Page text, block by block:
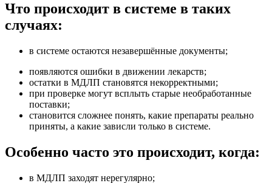
Что происходит в системе в таких
случаях:
в системе остаются незавершённые документы;
появляются ошибки в движении лекарств;
остатки в МДЛП становятся некорректными;
при проверке могут всплыть старые необработанные
поставки;
становится сложнее понять, какие препараты реально
приняты, а какие зависли только в системе.
Особенно часто это происходит, когда:
в МДЛП заходят нерегулярно;